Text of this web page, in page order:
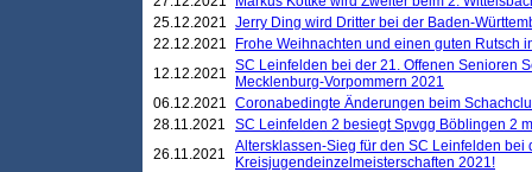
25.12.2021 Jerry Ding wird Dritter bei der Baden-
22.12.2021
Frohe Weihnachten und einen guten Rutsch
12.12.2021 SC Leinfelden bei der 21. Offenen Senioren
Mecklenburg-Vorpommern 2021
06.12.2021 Coronabedingte Änderungen beim
28.11.2021
SC Leinfelden 2 besiegt Spvgg Böblingen 2
26.11.2021
Altersklassen-Sieg für den SC Leinfelden bei
Kreisjugendeinzelmeisterschaften 2021!